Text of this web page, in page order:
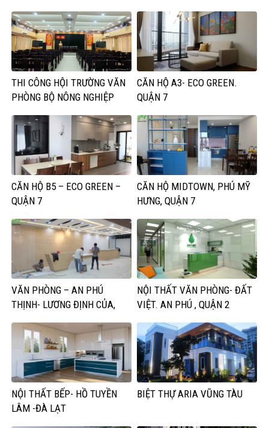
THI CÔNG HỘI TRƯỜNG VĂN
PHÒNG BỘ NÔNG NGHIỆP
CĂN HỘ A3- ECO GREEN.
QUẬN 7
CĂN HỘ B5 – ECO GREEN –
QUẬN 7
CĂN HỘ MIDTOWN, PHÚ MỸ
HƯNG, QUẬN 7
VĂN PHÒNG – AN PHÚ
THỊNH- LƯƠNG ĐỊNH CỦA,
NỘI THẤT VĂN PHÒNG- ĐẤT
VIỆT. AN PHÚ , QUẬN 2
NỘI THẤT BẾP- HỒ TUYỀN
LÂM -ĐÀ LẠT
BIỆT THỰ ARIA VŨNG TÀU